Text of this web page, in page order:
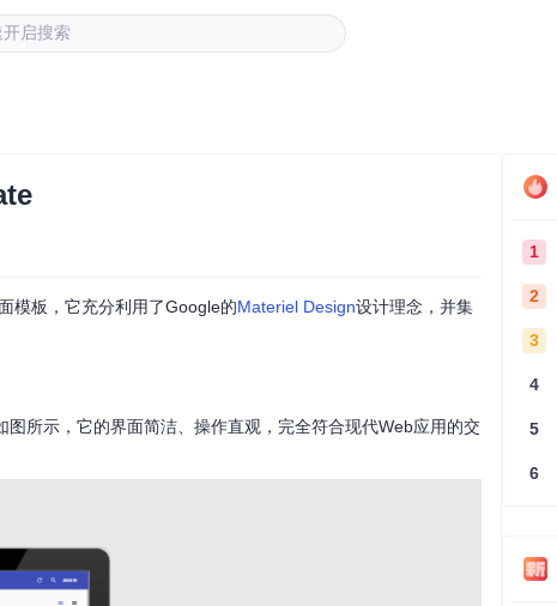
启搜索
模板，它充分利用了Google的Materiel Design设计理念，并集
图所示，它的界面简洁、操作直观，完全符合现代Web应用的交
1
2
3
4
5
6